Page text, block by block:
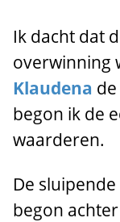
Ik dacht dat
overwinning
Klaudena
begon ik de
waarderen.
De
begon